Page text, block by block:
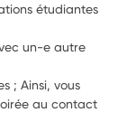
étudiantes
un-e autre
; Ainsi, vous
au contact